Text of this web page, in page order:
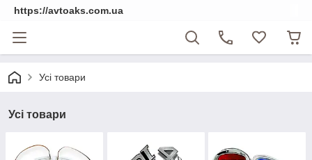
https://avtoaks.com.ua
Усі товари
Усі товари